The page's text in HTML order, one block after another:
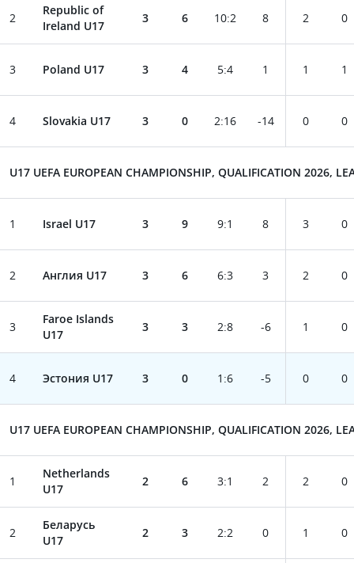
2
Republic of
Ireland U17
3 6 10:2 8 2 0
3 Poland U17 3 4 5:4 1 1 1
4 Slovakia U17 3 0 2:16 -14 0 0
U17 UEFA EUROPEAN CHAMPIONSHIP, QUALIFICATION 2026,
1 Israel U17 3 9 9:1 8 3 0
2 Англия U17 3 6 6:3 3 2 0
3
Faroe Islands
U17
3 3 2:8 -6 1 0
4 Эстония U17 3 0 1 :6 -5 0 0
U17 UEFA EUROPEAN CHAMPIONSHIP, QUALIFICATION 2026,
1
Netherlands
U17
2 6 3:1 2 2 0
2
Беларусь
U17
2 3 2:2 0 1 0